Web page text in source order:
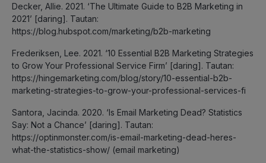
Decker, Allie. 2021. ‘The Ultimate Guide to B2B Marketing in
2021’ [daring]. Tautan:
https://blog.hubspot.com/marketing/b2b-marketing
Frederiksen, Lee. 2021. ‘10 Essential B2B Marketing Strategies
to Grow Your Professional Service Firm’ [daring]. Tautan:
https://hingemarketing.com/blog/story/10-essential-b2b-
marketing-strategies-to-grow-your-professional-services-fi
Santora, Jacinda. 2020. ‘Is Email Marketing Dead? Statistics
Say: Not a Chance’ [daring]. Tautan:
https://optinmonster.com/is-email-marketing-dead-heres-
what-the-statistics-show/ (email marketing)